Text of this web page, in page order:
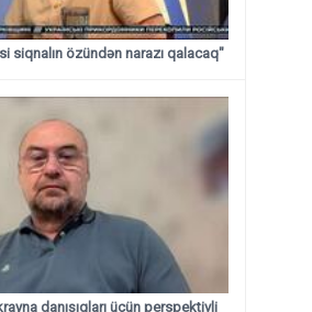
siqnalın özündən narazı qalacaq"
danışıqları üçün perspektivli